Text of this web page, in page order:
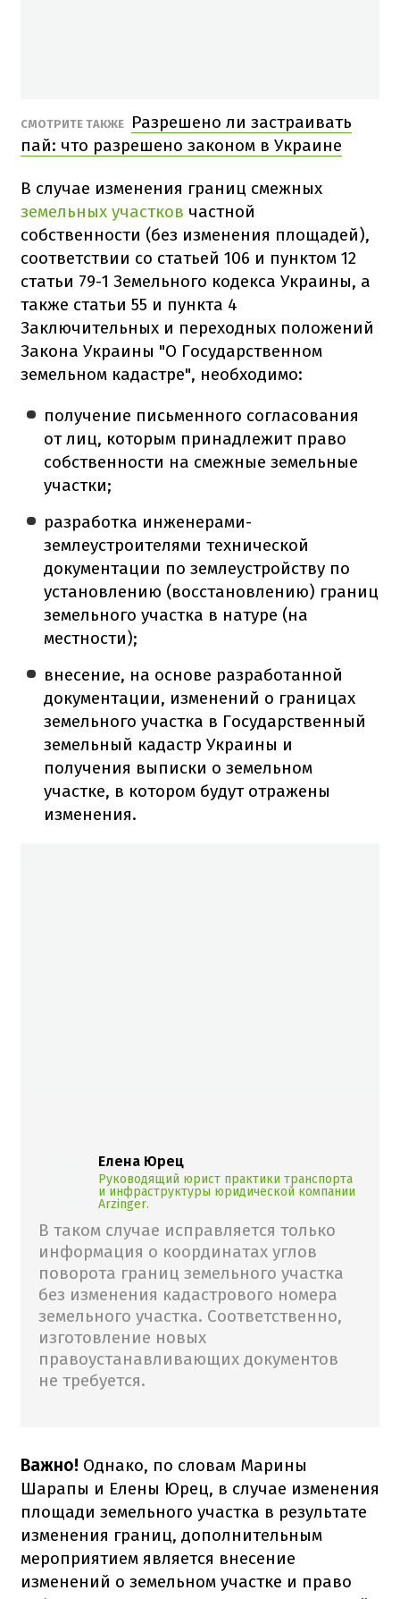
СМОТРИТЕ ТАКЖЕ
Разрешено ли застраивать
пай: что разрешено законом в Украине
В случае изменения границ смежных
земельных участков частной
собственности (без изменения площадей),
соответствии со статьей 106 и пунктом 12
статьи 79-1 Земельного кодекса Украины, а
также статьи 55 и пункта 4
Заключительных и переходных положений
Закона Украины "О Государственном
земельном кадастре", необходимо:
получение письменного согласования
от лиц, которым принадлежит право
собственности на смежные земельные
участки;
разработка инженерами-
землеустроителями технической
документации по землеустройству по
установлению (восстановлению) границ
земельного участка в натуре (на
местности);
внесение, на основе разработанной
документации, изменений о границах
земельного участка в Государственный
земельный кадастр Украины и
получения выписки о земельном
участке, в котором будут отражены
изменения.
Елена Юрец
Руководящий юрист практики транспорта
и инфраструктуры юридической компании
Arzinger.
В таком случае исправляется только
информация о координатах углов
поворота границ земельного участка
без изменения кадастрового номера
земельного участка. Соответственно,
изготовление новых
правоустанавливающих документов
не требуется.
Важно! Однако, по словам Марины
Шарапы и Елены Юрец, в случае изменения
площади земельного участка в результате
изменения границ, дополнительным
мероприятием является внесение
изменений о земельном участке и право